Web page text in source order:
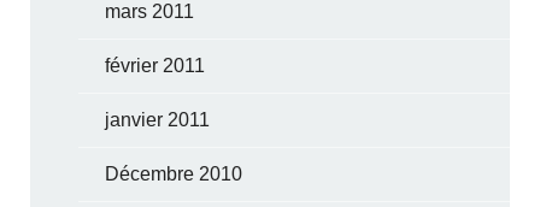
mars 2011
février 2011
janvier 2011
Décembre 2010